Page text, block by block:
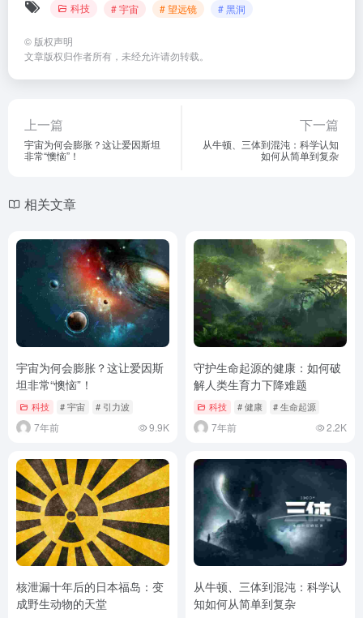
科技 # 宇宙 # 望远镜 # 黑洞
© 版权声明
文章版权归作者所有，未经允许请勿转载。
上一篇
宇宙为何会膨胀？这让爱因斯坦
非常“懊恼”！
下一篇
从牛顿、三体到混沌：科学认知
如何从简单到复杂
相关文章
宇宙为何会膨胀？这让爱因斯
坦非常“懊恼”！
科技 # 宇宙 # 引力波
7年前 9.9K
守护生命起源的健康：如何破
解人类生育力下降难题
科技 # 健康 # 生命起源
7年前 2.2K
核泄漏十年后的日本福岛：变
成野生动物的天堂
从牛顿、三体到混沌：科学认
知如何从简单到复杂